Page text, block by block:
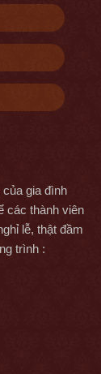
gia đình
các thành viên
lễ, thật đầm
trình :